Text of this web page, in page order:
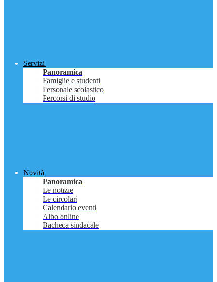
Servizi
Panoramica
Famiglie e studenti
Personale scolastico
Percorsi di studio
Novità
Panoramica
Le notizie
Le circolari
Calendario eventi
Albo online
Bacheca sindacale